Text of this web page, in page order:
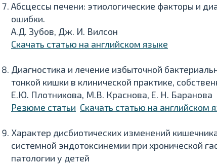
Абсцессы печени: этиологические факторы и
ошибки.
А.Д. Зубов, Дж. И. Вилсон
Скачать статью на английском языке
Диагностика и лечение избыточной
тонкой кишки в клинической практике,
Е.Ю. Плотникова, М.В. Краснова, Е. Н. Баранова
Резюме статьи Скачать статью на английском
Характер дисбиотических изменений
системной эндотоксинемии при хронической
патологии у детей